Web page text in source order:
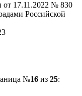
от 17.11.2022 № 830
Российской
№16из 25: